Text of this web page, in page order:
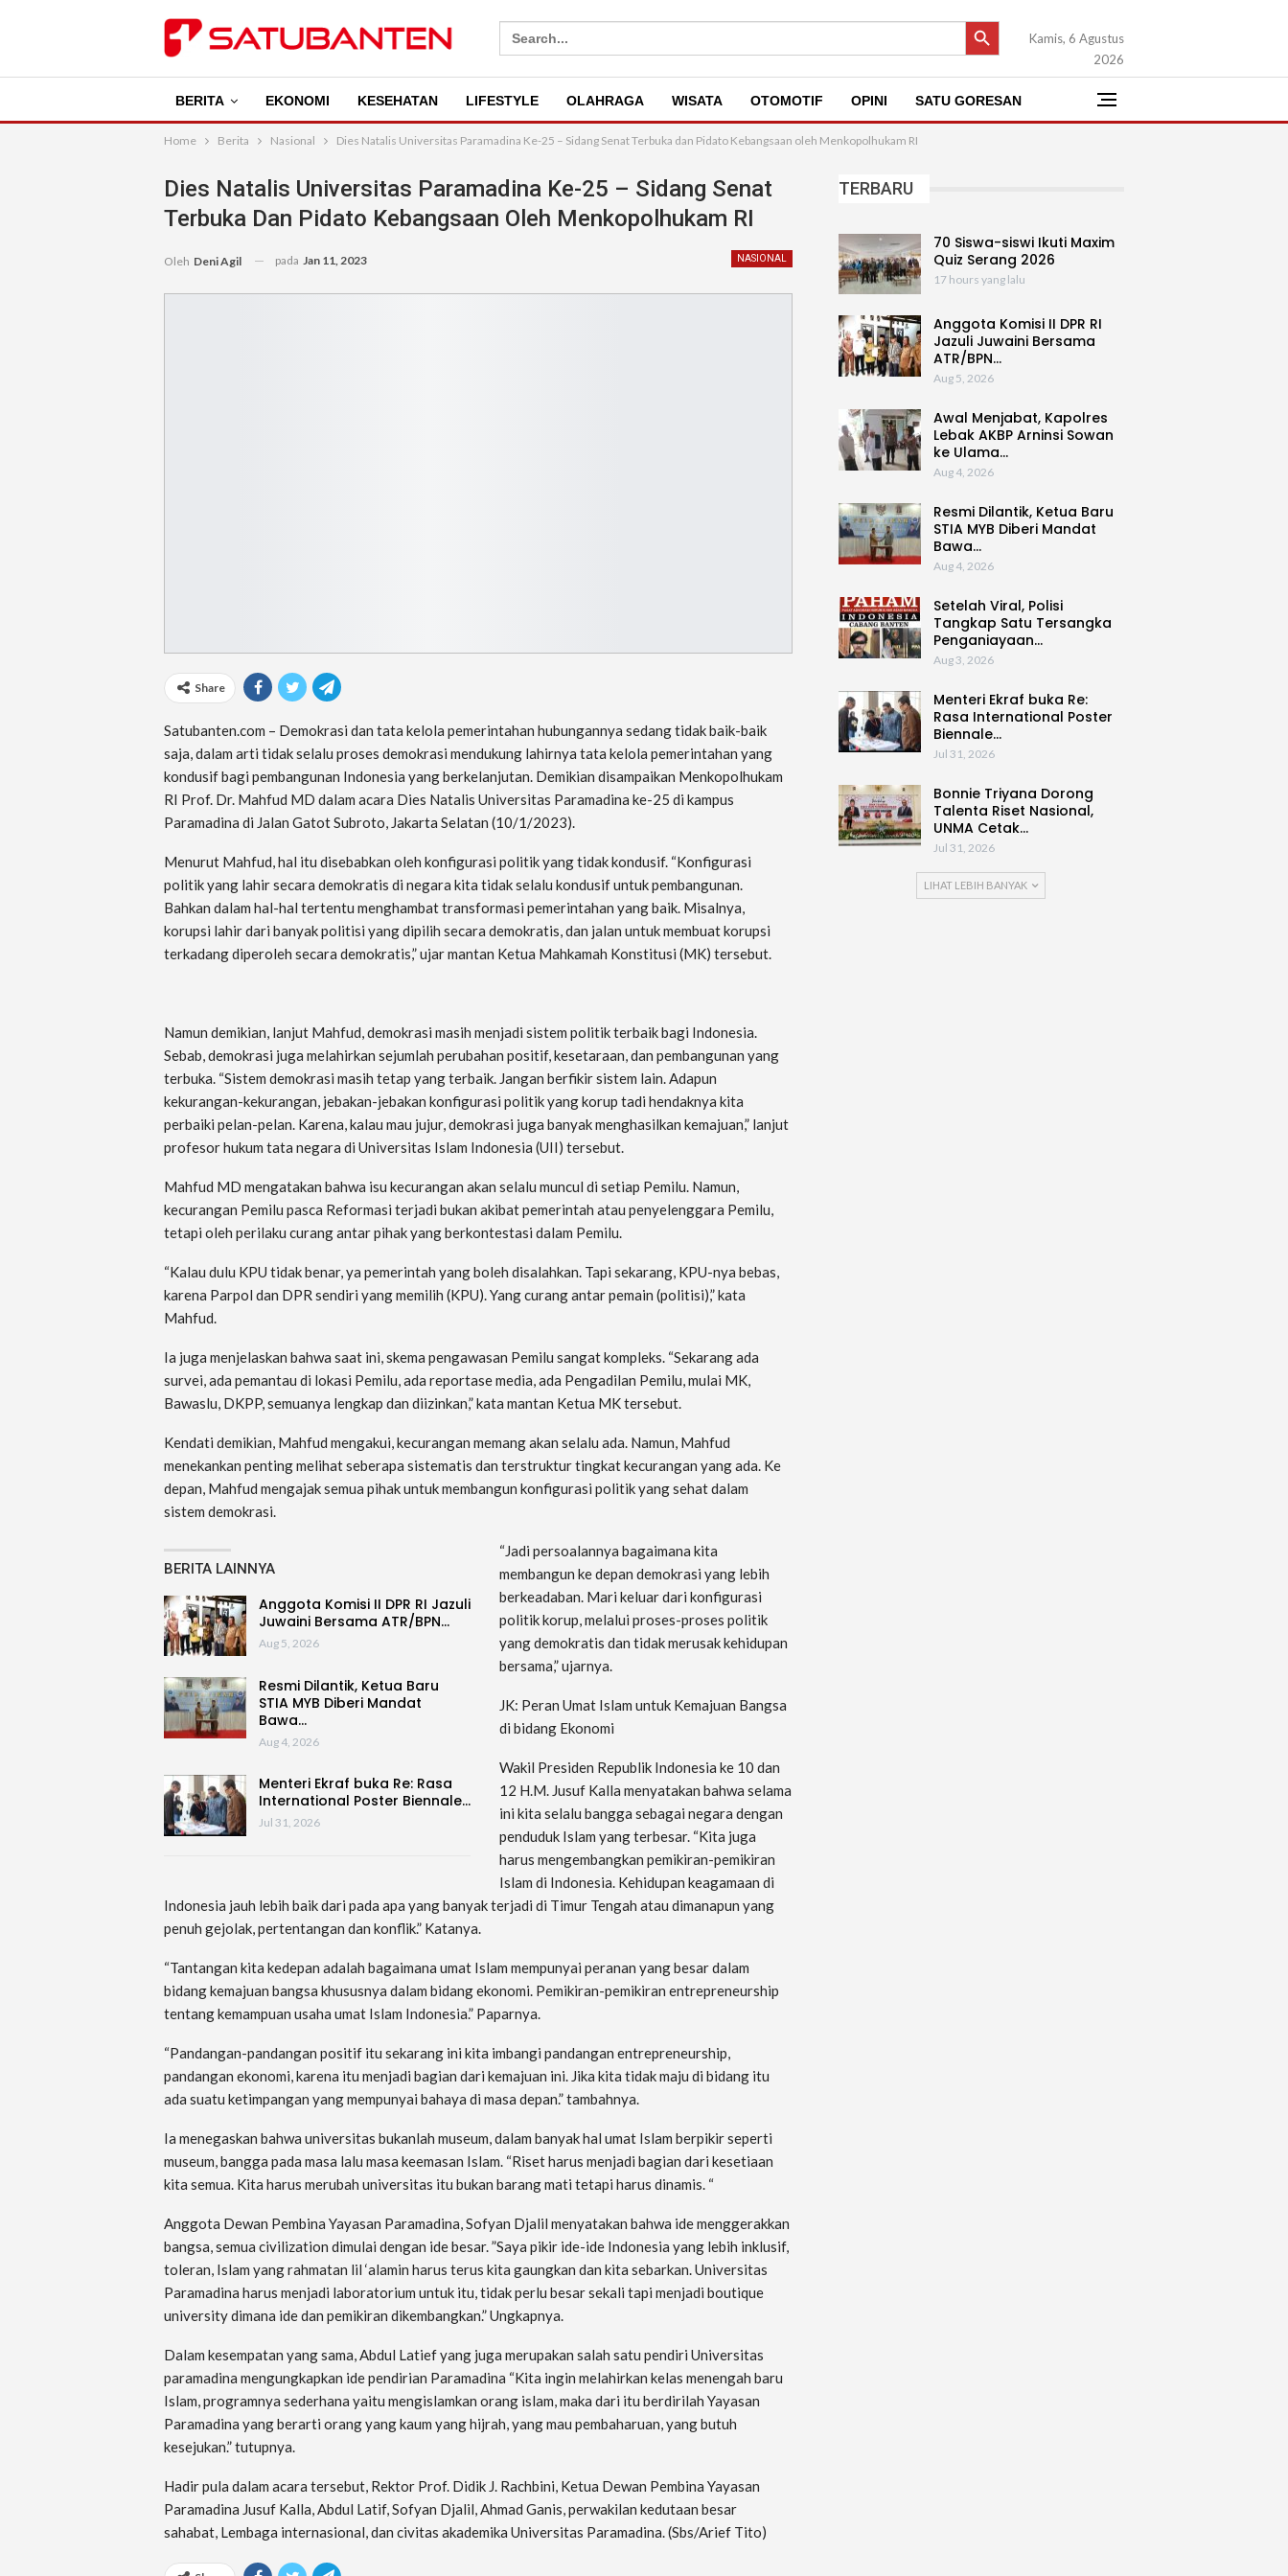
Search
for:
SEARCH BUTTON
Kamis, 6 Agustus
2026
BERITA EKONOMI KESEHATAN LIFESTYLE OLAHRAGA WISATA OTOMOTIF OPINI SATU GORESAN
Home Berita Nasional Dies Natalis Universitas Paramadina Ke-25 – Sidang Senat Terbuka dan Pidato Kebangsaan oleh Menkopolhukam RI
Dies Natalis Universitas Paramadina Ke-25 – Sidang Senat
Terbuka Dan Pidato Kebangsaan Oleh Menkopolhukam RI
NASIONAL
Oleh Deni Agil pada Jan 11, 2023
Share
Satubanten.com – Demokrasi dan tata kelola pemerintahan hubungannya sedang tidak baik-baik
saja, dalam arti tidak selalu proses demokrasi mendukung lahirnya tata kelola pemerintahan yang
kondusif bagi pembangunan Indonesia yang berkelanjutan. Demikian disampaikan Menkopolhukam
RI Prof. Dr. Mahfud MD dalam acara Dies Natalis Universitas Paramadina ke-25 di kampus
Paramadina di Jalan Gatot Subroto, Jakarta Selatan (10/1/2023).
Menurut Mahfud, hal itu disebabkan oleh konfigurasi politik yang tidak kondusif. “Konfigurasi
politik yang lahir secara demokratis di negara kita tidak selalu kondusif untuk pembangunan.
Bahkan dalam hal-hal tertentu menghambat transformasi pemerintahan yang baik. Misalnya,
korupsi lahir dari banyak politisi yang dipilih secara demokratis, dan jalan untuk membuat korupsi
terkadang diperoleh secara demokratis,” ujar mantan Ketua Mahkamah Konstitusi (MK) tersebut.
Namun demikian, lanjut Mahfud, demokrasi masih menjadi sistem politik terbaik bagi Indonesia.
Sebab, demokrasi juga melahirkan sejumlah perubahan positif, kesetaraan, dan pembangunan yang
terbuka. “Sistem demokrasi masih tetap yang terbaik. Jangan berfikir sistem lain. Adapun
kekurangan-kekurangan, jebakan-jebakan konfigurasi politik yang korup tadi hendaknya kita
perbaiki pelan-pelan. Karena, kalau mau jujur, demokrasi juga banyak menghasilkan kemajuan,” lanjut
profesor hukum tata negara di Universitas Islam Indonesia (UII) tersebut.
Mahfud MD mengatakan bahwa isu kecurangan akan selalu muncul di setiap Pemilu. Namun,
kecurangan Pemilu pasca Reformasi terjadi bukan akibat pemerintah atau penyelenggara Pemilu,
tetapi oleh perilaku curang antar pihak yang berkontestasi dalam Pemilu.
“Kalau dulu KPU tidak benar, ya pemerintah yang boleh disalahkan. Tapi sekarang, KPU-nya bebas,
karena Parpol dan DPR sendiri yang memilih (KPU). Yang curang antar pemain (politisi),” kata
Mahfud.
Ia juga menjelaskan bahwa saat ini, skema pengawasan Pemilu sangat kompleks. “Sekarang ada
survei, ada pemantau di lokasi Pemilu, ada reportase media, ada Pengadilan Pemilu, mulai MK,
Bawaslu, DKPP, semuanya lengkap dan diizinkan,” kata mantan Ketua MK tersebut.
Kendati demikian, Mahfud mengakui, kecurangan memang akan selalu ada. Namun, Mahfud
menekankan penting melihat seberapa sistematis dan terstruktur tingkat kecurangan yang ada. Ke
depan, Mahfud mengajak semua pihak untuk membangun konfigurasi politik yang sehat dalam
sistem demokrasi.
BERITA LAINNYA
Anggota Komisi II DPR RI Jazuli
Juwaini Bersama ATR/BPN…
Aug 5, 2026
Resmi Dilantik, Ketua Baru
STIA MYB Diberi Mandat
Bawa…
Aug 4, 2026
Menteri Ekraf buka Re: Rasa
International Poster Biennale…
Jul 31, 2026
“Jadi persoalannya bagaimana kita
membangun ke depan demokrasi yang lebih
berkeadaban. Mari keluar dari konfigurasi
politik korup, melalui proses-proses politik
yang demokratis dan tidak merusak kehidupan
bersama,” ujarnya.
JK: Peran Umat Islam untuk Kemajuan Bangsa
di bidang Ekonomi
Wakil Presiden Republik Indonesia ke 10 dan
12 H.M. Jusuf Kalla menyatakan bahwa selama
ini kita selalu bangga sebagai negara dengan
penduduk Islam yang terbesar. “Kita juga
harus mengembangkan pemikiran-pemikiran
Islam di Indonesia. Kehidupan keagamaan di
Indonesia jauh lebih baik dari pada apa yang banyak terjadi di Timur Tengah atau dimanapun yang
penuh gejolak, pertentangan dan konflik.” Katanya.
“Tantangan kita kedepan adalah bagaimana umat Islam mempunyai peranan yang besar dalam
bidang kemajuan bangsa khususnya dalam bidang ekonomi. Pemikiran-pemikiran entrepreneurship
tentang kemampuan usaha umat Islam Indonesia.” Paparnya.
“Pandangan-pandangan positif itu sekarang ini kita imbangi pandangan entrepreneurship,
pandangan ekonomi, karena itu menjadi bagian dari kemajuan ini. Jika kita tidak maju di bidang itu
ada suatu ketimpangan yang mempunyai bahaya di masa depan.” tambahnya.
Ia menegaskan bahwa universitas bukanlah museum, dalam banyak hal umat Islam berpikir seperti
museum, bangga pada masa lalu masa keemasan Islam. “Riset harus menjadi bagian dari kesetiaan
kita semua. Kita harus merubah universitas itu bukan barang mati tetapi harus dinamis. “
Anggota Dewan Pembina Yayasan Paramadina, Sofyan Djalil menyatakan bahwa ide menggerakkan
bangsa, semua civilization dimulai dengan ide besar. ”Saya pikir ide-ide Indonesia yang lebih inklusif,
toleran, Islam yang rahmatan lil ‘alamin harus terus kita gaungkan dan kita sebarkan. Universitas
Paramadina harus menjadi laboratorium untuk itu, tidak perlu besar sekali tapi menjadi boutique
university dimana ide dan pemikiran dikembangkan.” Ungkapnya.
Dalam kesempatan yang sama, Abdul Latief yang juga merupakan salah satu pendiri Universitas
paramadina mengungkapkan ide pendirian Paramadina “Kita ingin melahirkan kelas menengah baru
Islam, programnya sederhana yaitu mengislamkan orang islam, maka dari itu berdirilah Yayasan
Paramadina yang berarti orang yang kaum yang hijrah, yang mau pembaharuan, yang butuh
kesejukan.” tutupnya.
Hadir pula dalam acara tersebut, Rektor Prof. Didik J. Rachbini, Ketua Dewan Pembina Yayasan
Paramadina Jusuf Kalla, Abdul Latif, Sofyan Djalil, Ahmad Ganis, perwakilan kedutaan besar
sahabat, Lembaga internasional, dan civitas akademika Universitas Paramadina. (Sbs/Arief Tito)
TERBARU
70 Siswa-siswi Ikuti Maxim
Quiz Serang 2026
17 hours yang lalu
Anggota Komisi II DPR RI
Jazuli Juwaini Bersama
ATR/BPN…
Aug 5, 2026
Awal Menjabat, Kapolres
Lebak AKBP Arninsi Sowan
ke Ulama…
Aug 4, 2026
Resmi Dilantik, Ketua Baru
STIA MYB Diberi Mandat
Bawa…
Aug 4, 2026
Setelah Viral, Polisi
Tangkap Satu Tersangka
Penganiayaan…
Aug 3, 2026
Menteri Ekraf buka Re:
Rasa International Poster
Biennale…
Jul 31, 2026
Bonnie Triyana Dorong
Talenta Riset Nasional,
UNMA Cetak…
Jul 31, 2026
LIHAT LEBIH BANYAK